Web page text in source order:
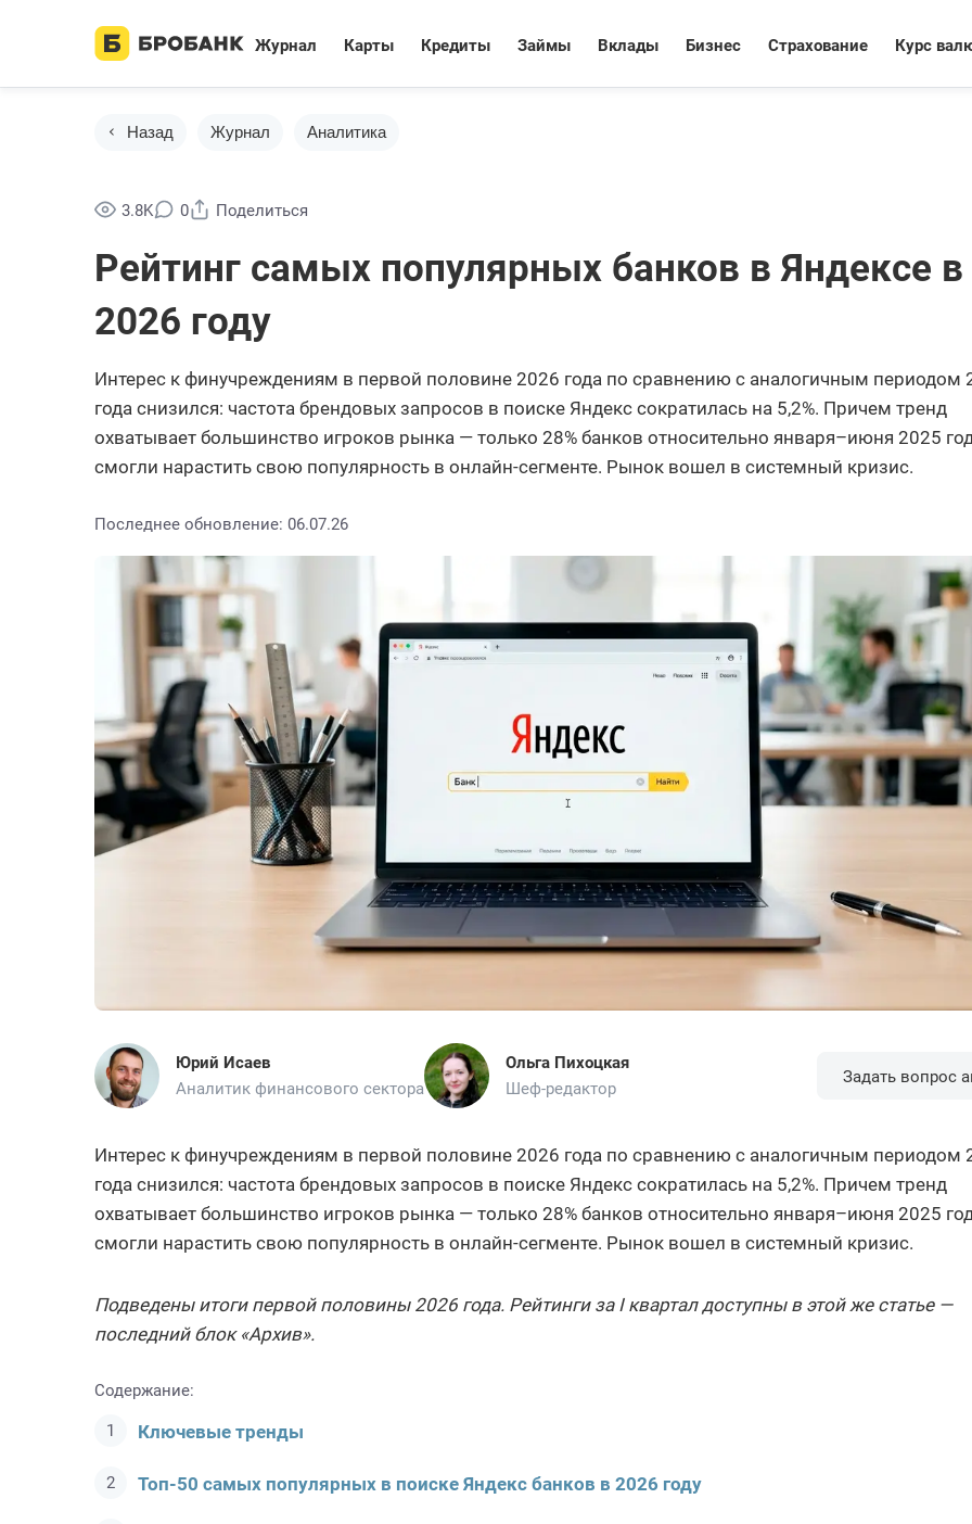
Журнал Карты Кредиты Займы Вклады Бизнес Страхование Курс
Назад Журнал Аналитика
3.8K 0 Поделиться
Рейтинг самых популярных банков в Яндексе в
2026 году
Интерес к финучреждениям в первой половине 2026 года по сравнению с аналогичным периодом
года снизился: частота брендовых запросов в поиске Яндекс сократилась на 5,2%. Причем тренд
охватывает большинство игроков рынка — только 28% банков относительно января–июня 2025
смогли нарастить свою популярность в онлайн-сегменте. Рынок вошел в системный кризис.
Последнее обновление: 06.07.26
Юрий Исаев
Аналитик финансового сектора
Ольга Пихоцкая
Шеф-редактор
Задать вопрос
Интерес к финучреждениям в первой половине 2026 года по сравнению с аналогичным периодом
года снизился: частота брендовых запросов в поиске Яндекс сократилась на 5,2%. Причем тренд
охватывает большинство игроков рынка — только 28% банков относительно января–июня 2025
смогли нарастить свою популярность в онлайн-сегменте. Рынок вошел в системный кризис.
Подведены итоги первой половины 2026 года. Рейтинги за I квартал доступны в этой же статье —
последний блок «Архив».
Содержание:
Ключевые тренды
Топ-50 самых популярных в поиске Яндекс банков в 2026 году